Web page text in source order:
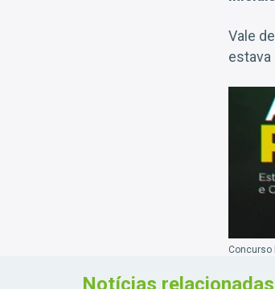
Vale
estava
Concurso
Notícias relacionadas